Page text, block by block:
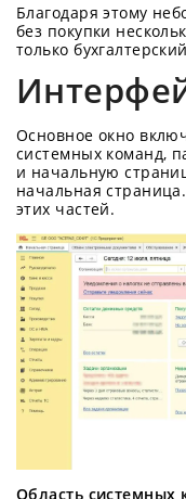
Благодаря этому
без покупки
только
Основное окно
системных команд,
и начальную
начальная
этих частей.
Область системных